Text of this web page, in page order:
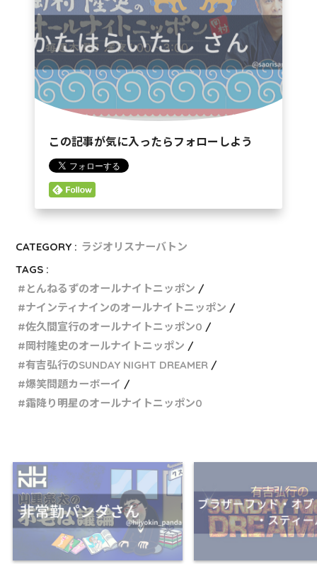
この記事が気に入ったらフォローしよう
CATEGORY : ラジオリスナーバトン
TAGS :
とんねるずのオールナイトニッポン
ナインティナインのオールナイトニッポン
佐久間宣行のオールナイトニッポン0
岡村隆史のオールナイトニッポン
有吉弘行のSUNDAY NIGHT DREAMER
爆笑問題カーボーイ
霜降り明星のオールナイトニッポン0